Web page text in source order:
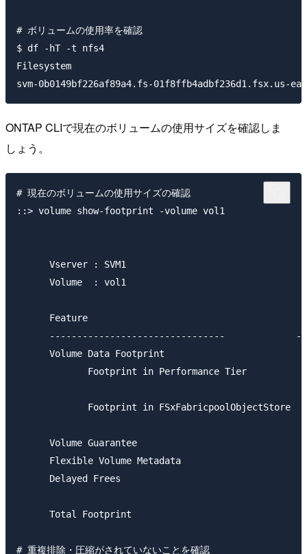
# ボリュームの使用率を確認
$ df -hT -t nfs4
Filesystem
ONTAP CLIで現在のボリュームの使用サイズを確認しま
しょう。
# 現在のボリュームの使用サイズの確認
::> volume show-footprint -volume vol1
      Vserver : SVM1
      Volume  : vol1
Feature
--------------------------------
Volume Data Footprint
             Footprint in Performance Tier
             Footprint in FSxFabricpoolObjectStore
Volume Guarantee
Flexible Volume Metadata
Delayed Frees
Total Footprint
# 重複排除・圧縮がされていないことを確認